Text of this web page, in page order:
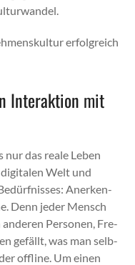
erfol­gre­ich
Interaktion mit
das reale Leben
dig­i­tal­en Welt und
Anerken­
Denn jed­er Men­sch
Per­so­n­en, Fre­
gefällt, was man selb­
offline. Um einen